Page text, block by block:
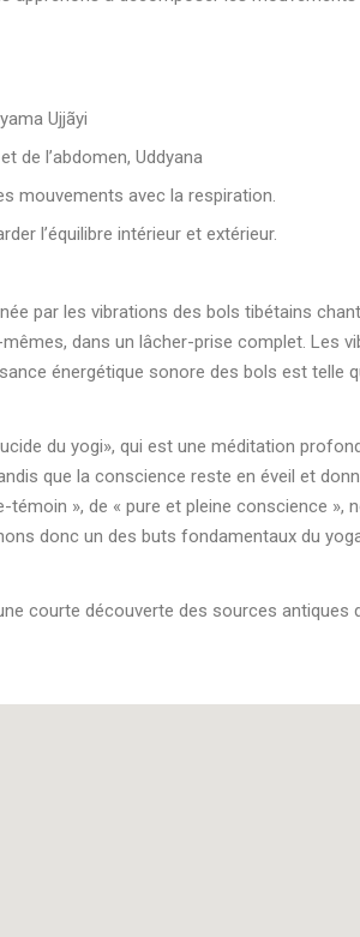
Ujjãyi
de l’abdomen, Uddyana
mouvements avec la respiration.
l’équilibre intérieur et extérieur.
par les vibrations des bols tibétains
dans un lâcher-prise complet. Les
énergétique sonore des bols est telle
du yogi», qui est une méditation
que la conscience reste en éveil et
», de « pure et pleine conscience »,
donc un des buts fondamentaux du
courte découverte des sources